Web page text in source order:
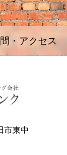
・アクセス
市東中